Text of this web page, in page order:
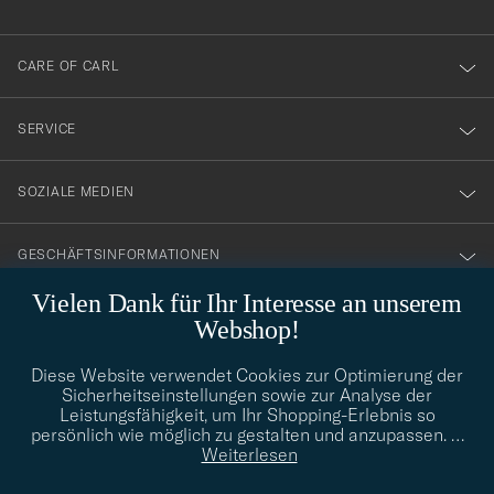
Vielen Dank für Ihr Interesse an unserem
Webshop!
Diese Website verwendet Cookies zur Optimierung der
Sicherheitseinstellungen sowie zur Analyse der
Leistungsfähigkeit, um Ihr Shopping-Erlebnis so
persönlich wie möglich zu gestalten und anzupassen. …
Weiterlesen
dig
till
vårt
nyhetsbrev!
CARE OF CARL
SERVICE
SOZIALE MEDIEN
GESCHÄFTSINFORMATIONEN
info@careofcarl.de
Benötigen Sie Hilfe bei der Suche nach Ihrem persönlichen Stil?
Wenden Sie sich an uns, wir helfen Ihnen gerne weiter!